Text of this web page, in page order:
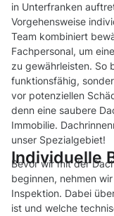
in Unterfranken
Vorgehensweise
Team kombiniert
Fachpersonal, um
zu gewährleisten. So
funktionsfähig,
vor potenziellen
denn eine saubere
Immobilie.
unser Spezialgebiet!
Individuelle
Bevor wir mit der
beginnen, nehmen
Inspektion. Dabei
ist und welche